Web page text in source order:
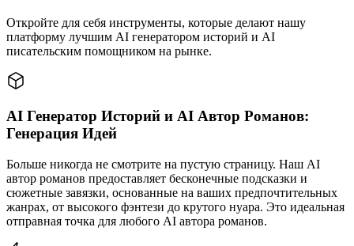
Откройте для себя инструменты, которые делают нашу
платформу лучшим AI генератором историй и AI
писательским помощником на рынке.
AI Генератор Историй и AI Автор Романов:
Генерация Идей
Больше никогда не смотрите на пустую страницу. Наш AI
автор романов предоставляет бесконечные подсказки и
сюжетные завязки, основанные на ваших предпочтительных
жанрах, от высокого фэнтези до крутого нуара. Это идеальная
отправная точка для любого AI автора романов.